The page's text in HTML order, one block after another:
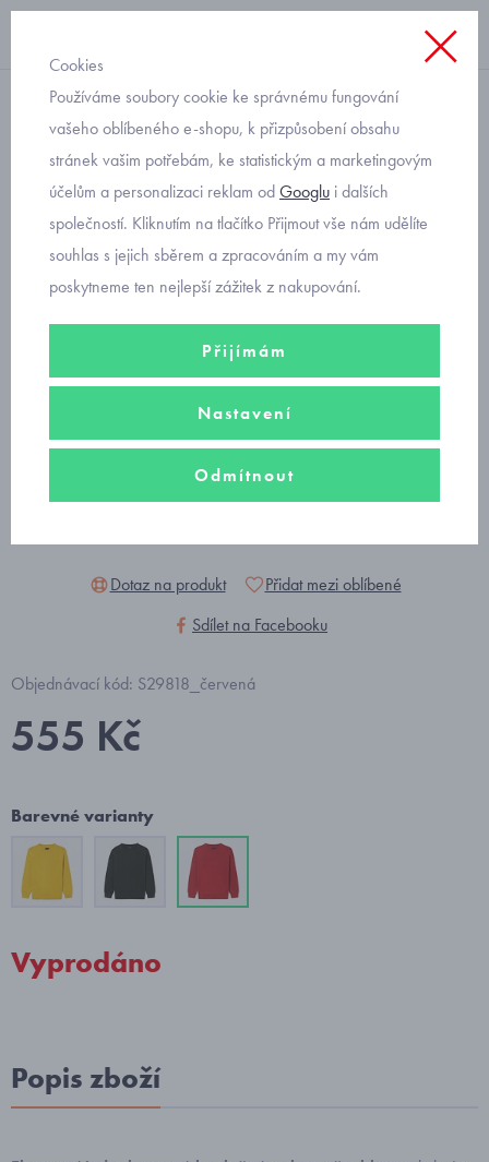
Svetry
chlapecký červený basic
svetr Mayoral 354-70
Dotaz na produkt
Přidat mezi oblíbené
Sdílet na Facebooku
Objednávací kód: S29818_červená
555 Kč
Barevné varianty
Vyprodáno
Popis zboží
Cookies
Používáme soubory cookie ke správnému fungování
vašeho oblíbeného e-shopu, k přizpůsobení obsahu
stránek vašim potřebám, ke statistickým a marketingovým
účelům a personalizaci reklam odGooglu i dalších
společností. Kliknutím na tlačítko Přijmout vše nám udělíte
souhlas s jejich sběrem a zpracováním a my vám
poskytneme ten nejlepší zážitek z nakupování.
Přijímám
Nastavení
Odmítnout